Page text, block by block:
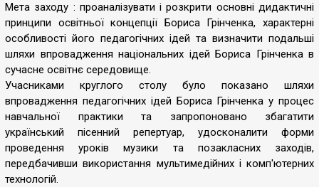
Мета заходу : проаналізувати і розкрити основні дидактичні
принципи освітньої концепції Бориса Грінченка, характерні
особливості його педагогічних ідей та визначити подальші
шляхи впровадження національних ідей Бориса Грінченка в
сучасне освітнє середовище.
Учасниками круглого столу було показано шляхи
впровадження педагогічних ідей Бориса Грінченка у процес
навчальної практики та запропоновано збагатити
український пісенний репертуар, удосконалити форми
проведення уроків музики та позакласних заходів,
передбачивши використання мультимедійних і комп'ютерних
технологій.